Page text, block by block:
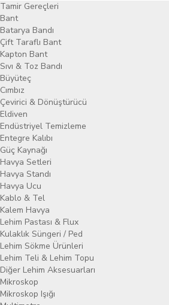
Tamir Gereçleri
Bant
Batarya Bandı
Çift Taraflı Bant
Kapton Bant
Sıvı & Toz Bandı
Büyüteç
Cımbız
Çevirici & Dönüştürücü
Eldiven
Endüstriyel Temizleme
Entegre Kalıbı
Güç Kaynağı
Havya Setleri
Havya Standı
Havya Ucu
Kablo & Tel
Kalem Havya
Lehim Pastası & Flux
Kulaklık Süngeri / Ped
Lehim Sökme Ürünleri
Lehim Teli & Lehim Topu
Diğer Lehim Aksesuarları
Mikroskop
Mikroskop Işığı